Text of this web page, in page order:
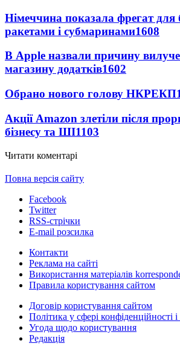
Німеччина показала фрегат для
ракетами і субмаринами1608
В Apple назвали причину
магазину додатків1602
Обрано нового голову НКРЕКП
Акції Amazon злетіли після
бізнесу та ШІ1103
Читати коментарі
Повна версія сайту
Facebook
Twitter
RSS-стрічки
E-mail розсилка
Контакти
Реклама на сайті
Використання матеріалів
Правила користування сайтом
Договір користування сайтом
Політика у сфері конфіденційності
Угода щодо користування
Редакція